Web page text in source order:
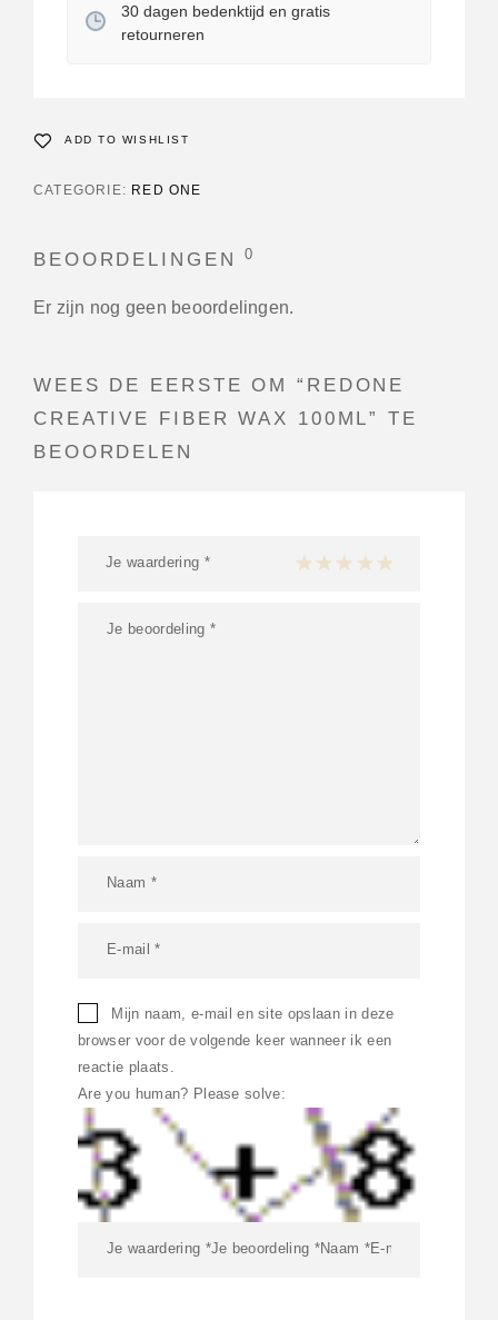
30 dagen bedenktijd en gratis
retourneren
ADD TO WISHLIST
CATEGORIE: RED ONE
BEOORDELINGEN0
Er zijn nog geen beoordelingen.
WEES DE EERSTE OM “REDONE
CREATIVE FIBER WAX 100ML” TE
BEOORDELEN
Je waardering * 1 van de 5 sterren
2 van de 5 sterren
3 van de 5 sterren
4 van de 5 sterren
Mijn naam, e-mail en site opslaan in deze
browser voor de volgende keer wanneer ik een
reactie plaats.
Are you human? Please solve: